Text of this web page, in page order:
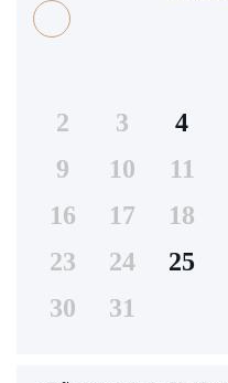
2
3 4
9
10 11
16
17 18
23
24 25
30
31